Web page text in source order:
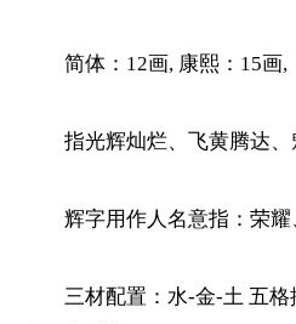
简体：12画, 康熙：15画,
指光辉灿烂、飞黄腾达、
辉字用作人名意指：荣耀
三材配置：水-金-土 五